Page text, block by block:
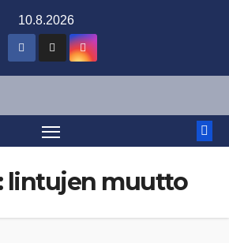
10.8.2026
lintujen muutto